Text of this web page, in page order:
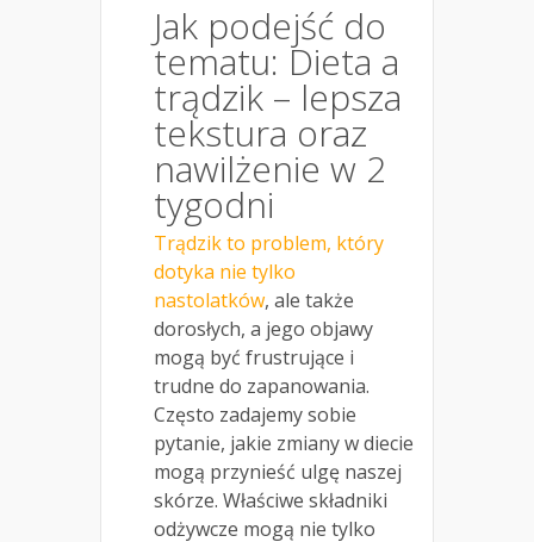
Jak podejść do
tematu: Dieta a
trądzik – lepsza
tekstura oraz
nawilżenie w 2
tygodni
Trądzik to problem, który
dotyka nie tylko
nastolatków, ale także
dorosłych, a jego objawy
mogą być frustrujące i
trudne do zapanowania.
Często zadajemy sobie
pytanie, jakie zmiany w diecie
mogą przynieść ulgę naszej
skórze. Właściwe składniki
odżywcze mogą nie tylko